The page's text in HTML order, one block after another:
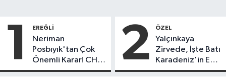
1 EREĞLI
Neriman
Posbıyık'tan Çok
Önemli Karar! CHP
mi Yeni Parti mi?
2 ÖZEL
Yalçınkaya
Zirvede, İşte Batı
Karadeniz'in En
Başarılı Belediye